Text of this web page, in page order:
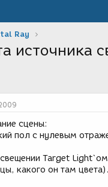
Ray
источника
сцены:
пол с нулевым
Target
какого он там